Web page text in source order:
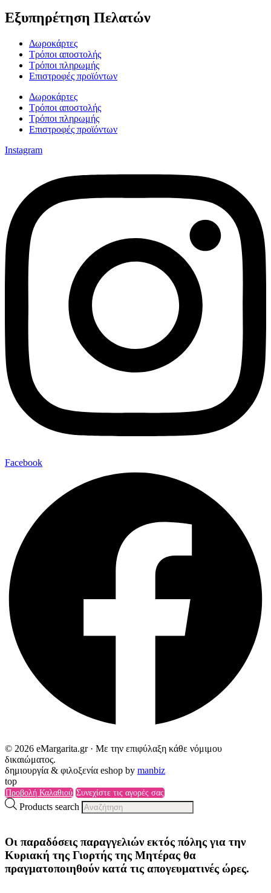
Εξυπηρέτηση Πελατών
Δωροκάρτες
Τρόποι αποστολής
Τρόποι πληρωμής
Επιστροφές προϊόντων
Δωροκάρτες
Τρόποι αποστολής
Τρόποι πληρωμής
Επιστροφές προϊόντων
Instagram
Facebook
© 2026 eMargarita.gr · Με την επιφύλαξη κάθε νόμιμου
δικαιώματος.
δημιουργία & φιλοξενία eshop by manbiz
top
Προβολή Καλαθιού Συνεχίστε τις αγορές σας
Products search
Οι παραδόσεις παραγγελιώνεκτός πόλης για την
Κυριακή της Γιορτής της Μητέρας θα
πραγματοποιηθούν κατά τις απογευματινές ώρες.